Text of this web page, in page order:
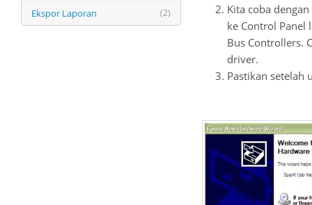
(2)
Ekspor Laporan
Kita coba
ke Control Panel
Bus Controllers.
driver.
Pastikan setelah